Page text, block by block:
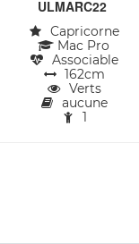
ULMARC22
Capricorne
Mac Pro
Associable
162cm
Verts
aucune
1